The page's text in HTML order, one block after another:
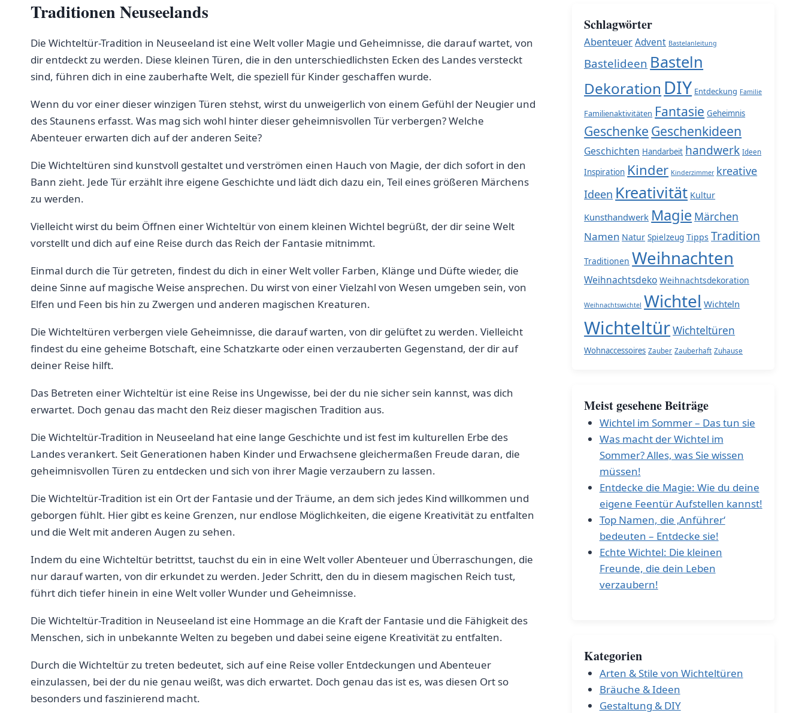
Traditionen Neuseelands
Die⁣ Wichteltür-Tradition in ‍Neuseeland ist eine Welt voller​ Magie und Geheimnisse, die‍ darauf wartet,⁣ von
dir entdeckt zu werden. Diese kleinen Türen, die‍ in den unterschiedlichsten ⁢Ecken des Landes versteckt⁣
sind, führen dich in eine zauberhafte Welt, die speziell für ⁢Kinder geschaffen wurde.
Wenn‌ du vor einer dieser winzigen Türen stehst, wirst du‌ unweigerlich von einem Gefühl ⁤der Neugier und
des Staunens erfasst. Was ‌mag sich wohl hinter⁤ dieser geheimnisvollen ‍Tür verbergen? Welche​
Abenteuer‍ erwarten dich auf der anderen Seite?
Die Wichteltüren sind⁢ kunstvoll gestaltet und verströmen einen Hauch von Magie, der ‍dich sofort in den
Bann zieht. Jede Tür erzählt ihre eigene Geschichte und lädt dich ⁤dazu ein, Teil eines größeren Märchens
zu werden.
Vielleicht wirst du beim Öffnen‍ einer Wichteltür von einem kleinen Wichtel ​begrüßt, der​ dir seine ​Welt
⁢vorstellt und⁣ dich auf eine Reise​ durch das Reich ⁢der Fantasie‌ mitnimmt.
Einmal durch die Tür getreten, findest du‌ dich in‍ einer Welt voller Farben, Klänge und ‌Düfte wieder, die
deine Sinne auf magische Weise ansprechen. Du ⁣wirst von einer Vielzahl von Wesen umgeben sein, von
Elfen und Feen bis hin zu Zwergen und anderen magischen Kreaturen.
Die‍ Wichteltüren verbergen viele Geheimnisse,⁤ die ⁢darauf warten, von dir gelüftet zu werden. Vielleicht
findest du​ eine geheime Botschaft, eine⁤ Schatzkarte oder einen verzauberten Gegenstand, der​ dir auf
deiner Reise hilft.
Das Betreten‌ einer Wichteltür ist eine Reise ins‍ Ungewisse, bei der⁣ du nie sicher sein kannst, was dich
erwartet. Doch ⁤genau das macht den Reiz dieser ​magischen ⁤Tradition aus.
Die Wichteltür-Tradition in Neuseeland hat ‌eine lange Geschichte und ist⁤ fest im kulturellen Erbe des
Landes verankert. Seit ‌Generationen⁤ haben Kinder und Erwachsene gleichermaßen Freude daran, die
geheimnisvollen Türen zu entdecken ⁣und sich von ihrer Magie verzaubern zu lassen.
Die Wichteltür-Tradition ⁤ist ein Ort der ⁤Fantasie und ‍der Träume, an dem sich jedes ⁢Kind willkommen und
geborgen⁢ fühlt. Hier gibt es keine Grenzen, nur endlose Möglichkeiten, die ⁢eigene Kreativität zu entfalten
und ‌die‌ Welt mit anderen Augen zu sehen.
Indem du eine Wichteltür betrittst, ⁣tauchst​ du ein in⁤ eine Welt voller Abenteuer und Überraschungen, die
nur darauf warten, von dir ⁤erkundet zu werden.⁣ Jeder Schritt, den du in‍ diesem magischen Reich tust,​
führt dich​ tiefer​ hinein in ‍eine Welt ‍voller Wunder und Geheimnisse.
Die⁢ Wichteltür-Tradition in Neuseeland ist ​eine Hommage ​an die Kraft der Fantasie und die Fähigkeit‍ des
Menschen, sich in unbekannte Welten zu ‌begeben ⁤und dabei seine eigene Kreativität zu⁣ entfalten.
Durch die⁢ Wichteltür zu treten bedeutet, sich auf eine ⁤Reise voller Entdeckungen und Abenteuer
einzulassen, bei der du⁢ nie genau weißt, was dich erwartet. ‍Doch genau das ist es,⁣ was diesen Ort so
besonders und faszinierend macht.
Schlagwörter
AbenteuerAdvent Bastelanleitung
Bastelideen Basteln
Dekoration DIY Entdeckung Familie
Familienaktivitäten Fantasie Geheimnis
Geschenke Geschenkideen
Geschichten Handarbeit handwerk Ideen
Inspiration Kinder Kinderzimmer kreative
Ideen Kreativität Kultur
Kunsthandwerk Magie Märchen
Namen Natur Spielzeug Tipps Tradition
Traditionen Weihnachten
Weihnachtsdeko Weihnachtsdekoration
Weihnachtswichtel Wichtel Wichteln
WichteltürWichteltüren
Wohnaccessoires Zauber Zauberhaft Zuhause
Meist gesehene Beiträge
Wichtel im Sommer – Das tun sie
Was macht der Wichtel im
Sommer? Alles, was Sie wissen
müssen!
Entdecke die Magie: Wie du deine
eigene Feentür Aufstellen kannst!
Top Namen, die ‚Anführer‘
bedeuten – Entdecke sie!
Echte Wichtel: Die kleinen
Freunde, die dein Leben
verzaubern!
Kategorien
Arten & Stile von Wichteltüren
Bräuche & Ideen
Gestaltung & DIY